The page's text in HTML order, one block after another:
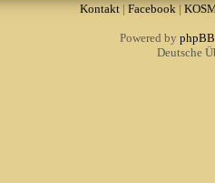
Kontakt| Facebook |
Powered by phpBB
Deutsche